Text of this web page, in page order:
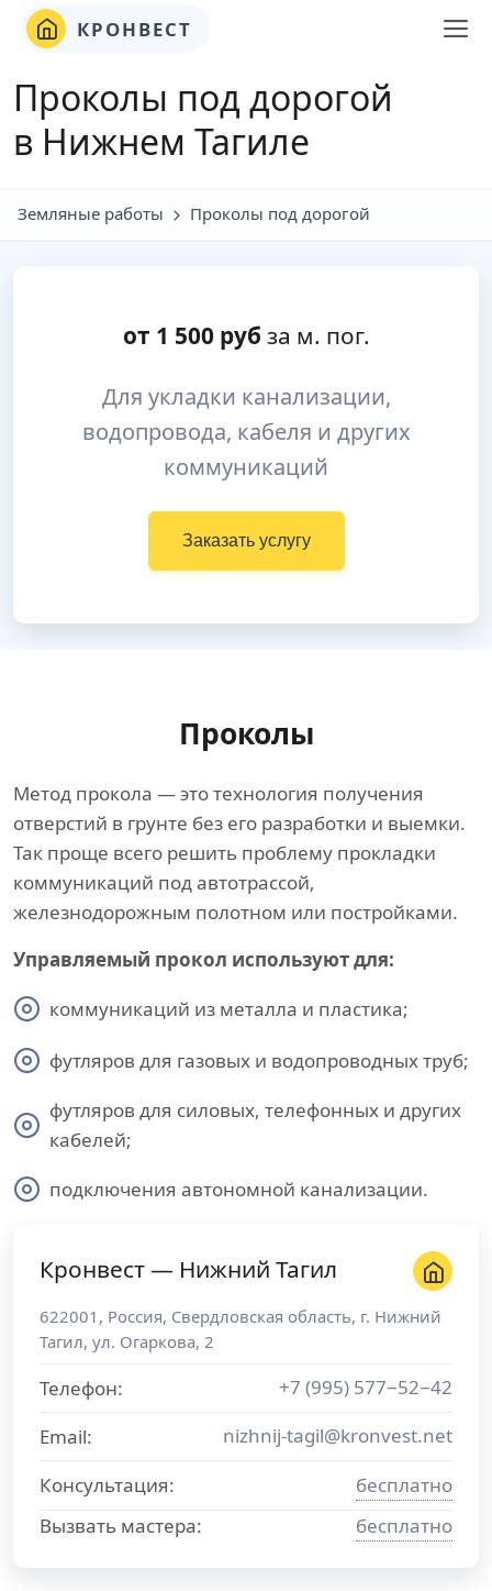
КРОНВЕСТ
Проколы под дорогой
в Нижнем Тагиле
Земляные работы Проколы под дорогой
от 1 500руб за м. пог.
Для укладки канализации,
водопровода, кабеля и других
коммуникаций
Заказать услугу
Проколы
Метод прокола — это технология получения
отверстий в грунте без его разработки и выемки.
Так проще всего решить проблему прокладки
коммуникаций под автотрассой,
железнодорожным полотном или постройками.
Управляемый прокол используют для:
коммуникаций из металла и пластика;
футляров для газовых и водопроводных труб;
футляров для силовых, телефонных и других
кабелей;
подключения автономной канализации.
Кронвест — Нижний Тагил
622001 , Россия, Свердловская область, г. Нижний
Тагил, ул. Огаркова, 2
Телефон:
+7 (995) 577−52−42
Email:
nizhnij-tagil@kronvest.net
Консультация:
бесплатно
Вызвать мастера:
бесплатно